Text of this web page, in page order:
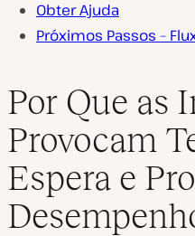
Obter Ajuda
Próximos Passos –
Por Que as
Provocam
Espera e